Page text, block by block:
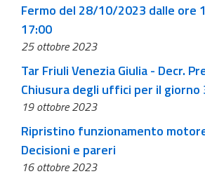
Fermo del 28/10/2023 dalle ore
17:00
25 ottobre 2023
Tar Friuli Venezia Giulia - Decr.
Chiusura degli uffici per il giorno
in occasione della festività del
19 ottobre 2023
Ripristino funzionamento
Decisioni e pareri
16 ottobre 2023